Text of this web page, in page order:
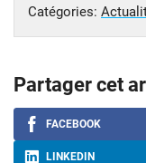
Catégories:
Partager cet
FACEBOOK
LINKEDIN